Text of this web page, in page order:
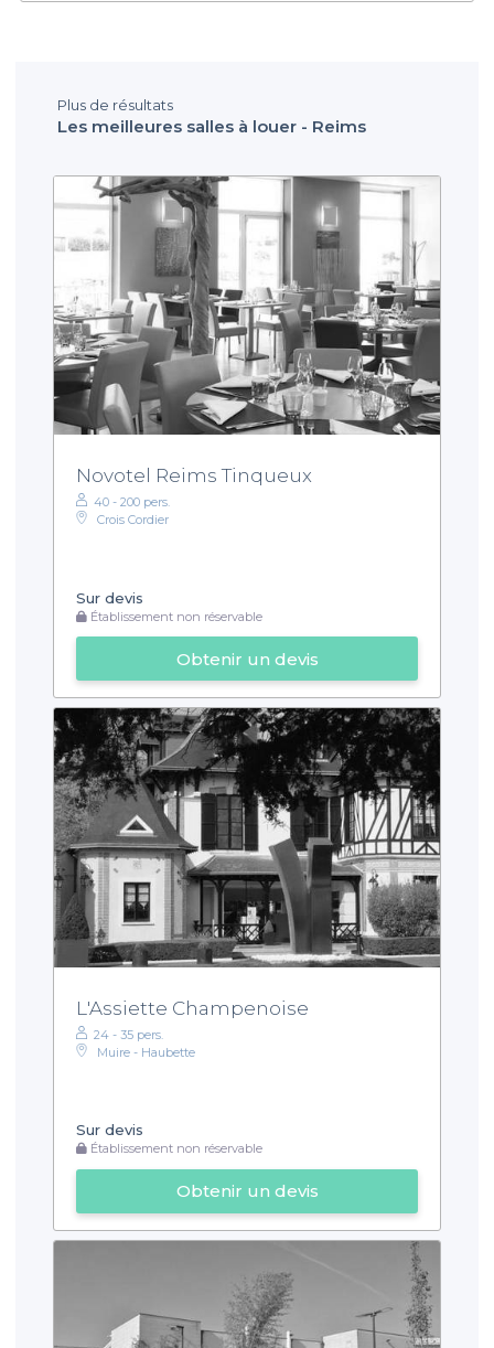
Plus de résultats
Les meilleures salles à louer - Reims
Novotel Reims Tinqueux
40 - 200 pers.
Crois Cordier
Sur devis
Établissement non réservable
Obtenir un devis
L'Assiette Champenoise
24 - 35 pers.
Muire - Haubette
Sur devis
Établissement non réservable
Obtenir un devis